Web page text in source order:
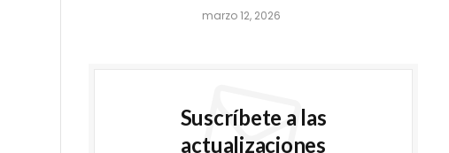
marzo 12, 2026
Suscríbete a las
actualizaciones